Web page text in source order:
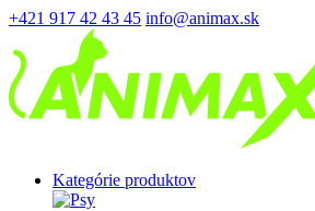
+421 917 42 43 45 info@animax.sk
Kategórie produktov